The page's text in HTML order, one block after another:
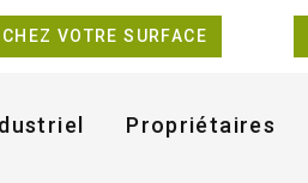
VOTRE SURFACE
Propriétaires